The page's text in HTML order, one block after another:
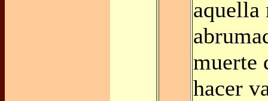
muerte
hacer